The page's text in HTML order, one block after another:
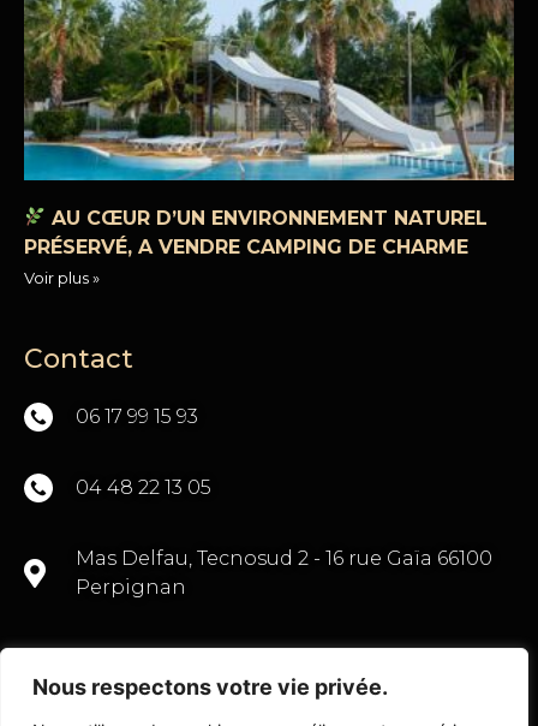
Nous respectons votre vie privée.
AU CŒUR D’UN ENVIRONNEMENT NATUREL
PRÉSERVÉ, A VENDRE CAMPING DE CHARME
Voir plus »
Contact
06 17 99 15 93
04 48 22 13 05
Mas Delfau, Tecnosud 2 - 16 rue Gaïa 66100
Perpignan
CONTACTEZ-NOUS